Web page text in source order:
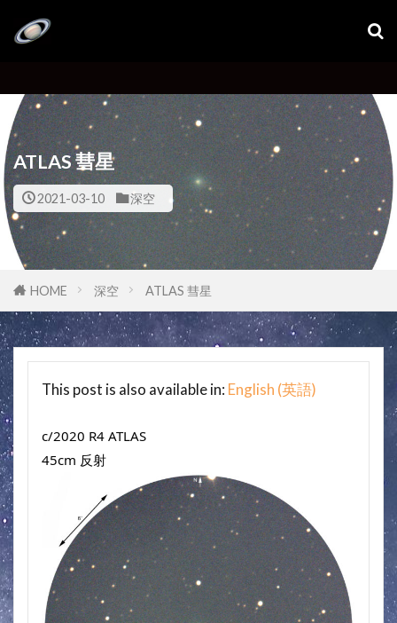
ATLAS 彗星
2021-03-10 深空
HOME 深空 ATLAS 彗星
This post is also available in: English (英語)
c/2020 R4 ATLAS
45cm 反射